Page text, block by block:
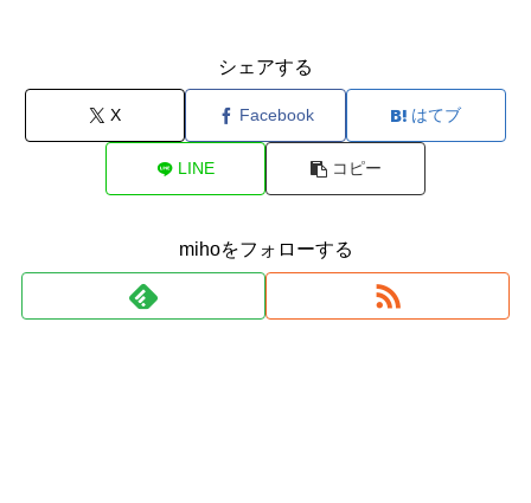
シェアする
X Facebook はてブ
LINE コピー
mihoをフォローする